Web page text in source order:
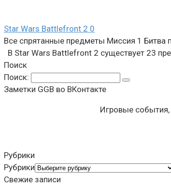
Star Wars Battlefront 2 0
Все спрятанные предметы Миссия 1 Битва
В Star Wars Battlefront 2 существует 23
Поиск
Поиск:
Заметки GGB во ВКонтакте
Игровые события,
Рубрики
Рубрики
Свежие записи